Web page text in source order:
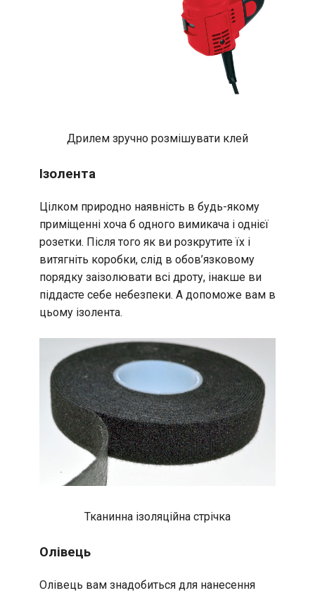
Дрилем зручно розмішувати клей
Ізолента
Цілком природно наявність в будь-якому
приміщенні хоча б одного вимикача і однієї
розетки. Після того як ви розкрутите їх і
витягніть коробки, слід в обов’язковому
порядку заізолювати всі дроту, інакше ви
піддасте себе небезпеки. А допоможе вам в
цьому ізолента.
Тканинна ізоляційна стрічка
Олівець
Олівець вам знадобиться для нанесення